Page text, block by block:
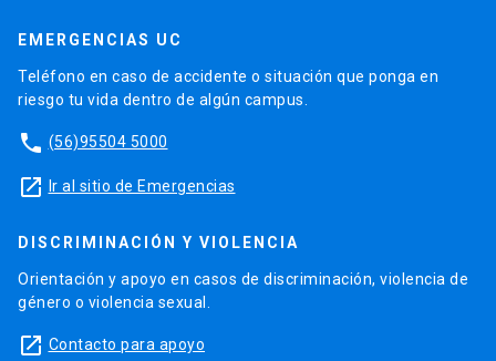
EMERGENCIAS UC
Teléfono en caso de accidente o situación que ponga en
riesgo tu vida dentro de algún campus.
phone (56)95504 5000
launch Ir al sitio de Emergencias
DISCRIMINACIÓN Y VIOLENCIA
Orientación y apoyo en casos de discriminación, violencia de
género o violencia sexual.
launch Contacto para apoyo